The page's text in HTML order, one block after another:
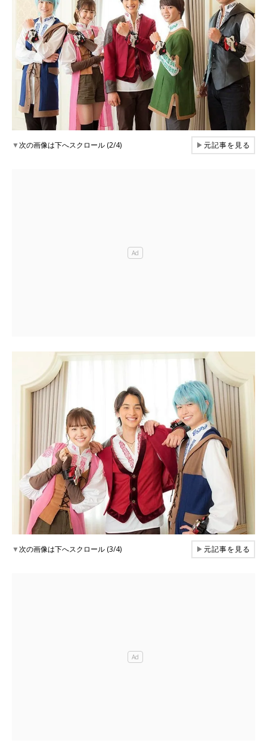
▼次の画像は下へスクロール (2/4) ▶元記事を見る
▼次の画像は下へスクロール (3/4) ▶元記事を見る